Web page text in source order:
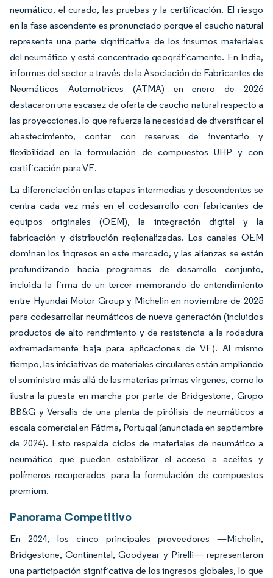
neumático, el curado, las pruebas y la certificación. El riesgo
en la fase ascendente es pronunciado porque el caucho natural
representa una parte significativa de los insumos materiales
del neumático y está concentrado geográficamente. En India,
informes del sector a través de la Asociación de Fabricantes de
Neumáticos Automotrices (ATMA) en enero de 2026
destacaron una escasez de oferta de caucho natural respecto a
las proyecciones, lo que refuerza la necesidad de diversificar el
abastecimiento, contar con reservas de inventario y
flexibilidad en la formulación de compuestos UHP y con
certificación para VE.
La diferenciación en las etapas intermedias y descendentes se
centra cada vez más en el codesarrollo con fabricantes de
equipos originales (OEM), la integración digital y la
fabricación y distribución regionalizadas. Los canales OEM
dominan los ingresos en este mercado, y las alianzas se están
profundizando hacia programas de desarrollo conjunto,
incluida la firma de un tercer memorando de entendimiento
entre Hyundai Motor Group y Michelin en noviembre de 2025
para codesarrollar neumáticos de nueva generación (incluidos
productos de alto rendimiento y de resistencia a la rodadura
extremadamente baja para aplicaciones de VE). Al mismo
tiempo, las iniciativas de materiales circulares están ampliando
el suministro más allá de las materias primas virgenes, como lo
ilustra la puesta en marcha por parte de Bridgestone, Grupo
BB&G y Versalis de una planta de pirólisis de neumáticos a
escala comercial en Fátima, Portugal (anunciada en septiembre
de 2024). Esto respalda ciclos de materiales de neumático a
neumático que pueden estabilizar el acceso a aceites y
polímeros recuperados para la formulación de compuestos
premium.
Panorama Competitivo
En 2024, los cinco principales proveedores —Michelin,
Bridgestone, Continental, Goodyear y Pirelli— representaron
una participación significativa de los ingresos globales, lo que